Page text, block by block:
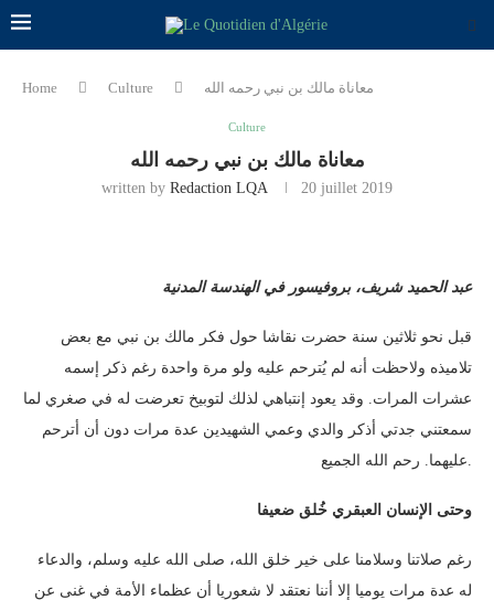
Home Culture معاناة مالك بن نبي رحمه الله
Culture
معاناة مالك بن نبي رحمه الله
written by Redaction LQA 20 juillet 2019
عبد الحميد شريف، بروفيسور في الهندسة المدنية
قبل نحو ثلاثين سنة حضرت نقاشا حول فكر مالك بن نبي مع بعض
تلاميذه ولاحظت أنه لم يُترحم عليه ولو مرة واحدة رغم ذكر إسمه
عشرات المرات. وقد يعود إنتباهي لذلك لتوبيخ تعرضت له في صغري لما
سمعتني جدتي أذكر والدي وعمي الشهيدين عدة مرات دون أن أترحم
عليهما. رحم الله الجميع.
وحتى الإنسان العبقري خُلق ضعيفا
رغم صلاتنا وسلامنا على خير خلق الله، صلى الله عليه وسلم، والدعاء
له عدة مرات يوميا إلا أننا نعتقد لا شعوريا أن عظماء الأمة في غنى عن